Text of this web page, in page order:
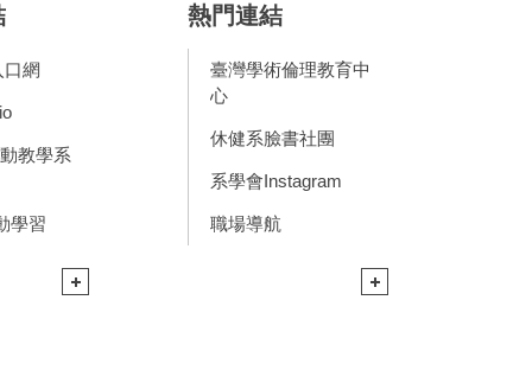
口網
教學系
學習
+
熱門連結
臺灣學術倫理教育中
心
休健系臉書社團
系學會Instagram
職場導航
+